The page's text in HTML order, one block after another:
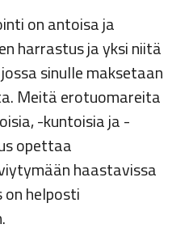
on antoisa ja
harrastus ja yksi niitä
sinulle maksetaan
Meitä erotuomareita
-kuntoisia ja -
opettaa
haastavissa
helposti